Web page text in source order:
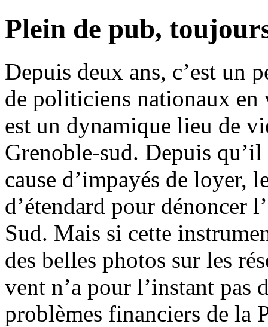
Plein de pub,
Depuis deux ans, c’est un
de politiciens nationaux en
est un dynamique lieu de
Grenoble-sud. Depuis
cause d’impayés de loyer,
d’étendard pour dénoncer
Sud. Mais si cette
des belles photos sur les
vent n’a pour l’instant pas
problèmes financiers de la